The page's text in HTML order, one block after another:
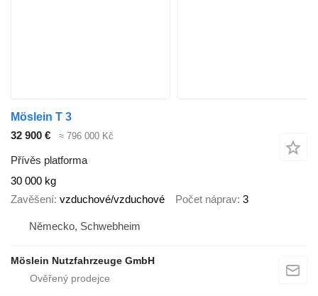
Möslein T 3
32 900 €
≈ 796 000 Kč
Přívěs platforma
30 000 kg
Zavěšení vzduchové/vzduchové Počet náprav 3
Německo, Schwebheim
Möslein Nutzfahrzeuge GmbH